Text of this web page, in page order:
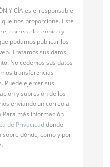
Y CÍA es el responsable
nos proporcione. Este
correo electrónico y
podamos publicar los
Tratamos sus datos
No cedemos sus datos
transferencias
Puede ejercer sus
y supresión de los
enviando un correo a
Para más información
de Privacidaddonde
dónde, cómo y por